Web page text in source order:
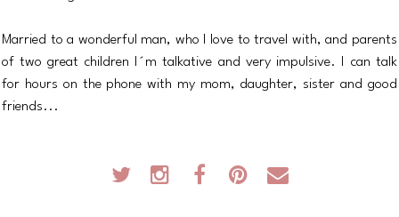
Married to a wonderful man, who I love to travel with, and parents
of two great children I´m talkative and very impulsive. I can talk
for hours on the phone with my mom, daughter, sister and good
friends...